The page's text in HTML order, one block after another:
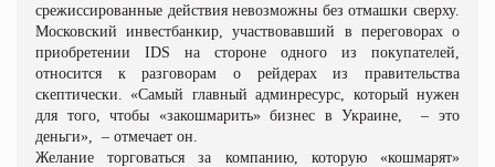
срежиссированные действия невозможны без отмашки сверху.
Московский инвестбанкир, участвовавший в переговорах о
приобретении IDS на стороне одного из покупателей,
относится к разговорам о рейдерах из правительства
скептически. «Самый главный админресурс, который нужен
для того, чтобы «закошмарить» бизнес в Украине,
– это
деньги»,
– отмечает он.
Желание торговаться за компанию, которую «кошмарят»